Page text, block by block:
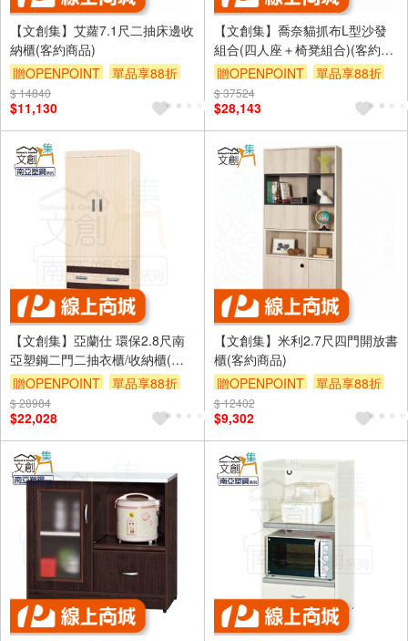
【文創集】艾蘿7.1尺二抽床邊收
納櫃(客約商品)
贈OPENPOINT
單品享88折
$ 14840
$11,130
【文創集】喬奈貓抓布L型沙發
組合(四人座＋椅凳組合)(客約商
品)
贈OPENPOINT 單品享88折
$ 37524
$28,143
【文創集】亞蘭仕 環保2.8尺南
亞塑鋼二門二抽衣櫃/收納櫃(客
約商品)
贈OPENPOINT 單品享88折
$ 28984
$22,028
【文創集】米利2.7尺四門開放書
櫃(客約商品)
贈OPENPOINT
單品享88折
$ 12402
$9,302